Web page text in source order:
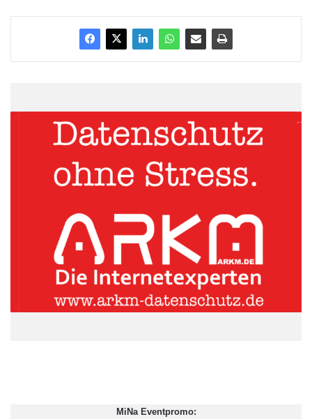
Verkaufspräsenz auf den internationalen Märkten im
Allgemeinen, jedoch insbesondere in Europa, zu verstärken.
darauf, Andy unseren „Anteil“ an diesen Märkten weiterführen zu
ARKM.marketing
MiNa Eventpromo: